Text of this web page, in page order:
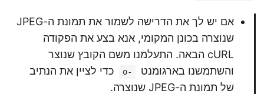
אם יש לך את הדרישה לשמור את תמונת ה-JPEG
שנוצרה בכונן המקומי, אנא בצע את הפקודה
cURL הבאה. התעלמנו משם הקובץ שנוצר
והשתמשנו בארגומנט
כדי לציין את הנתיב
של תמונת ה-JPEG שנוצרה.